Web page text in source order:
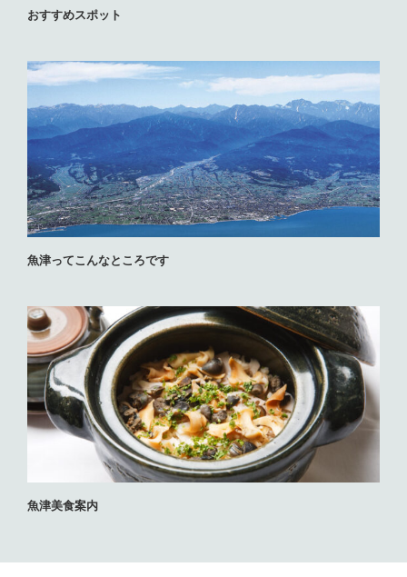
おすすめスポット
魚津ってこんなところです
魚津美食案内